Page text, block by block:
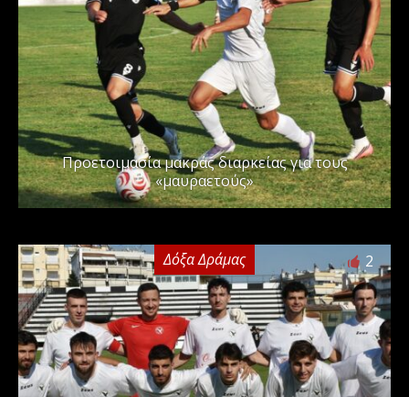
Προετοιμασία μακράς διαρκείας για τους
«μαυραετούς»
Δόξα Δράμας 2